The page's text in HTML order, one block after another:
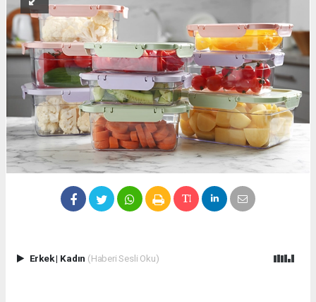
Erkek| Kadın (Haberi Sesli Oku)